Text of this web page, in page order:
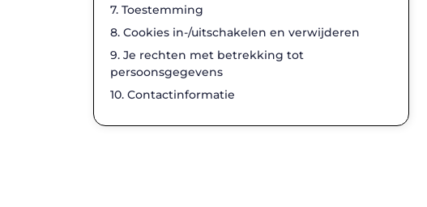
7. Toestemming
8. Cookies in-/uitschakelen en verwijderen
9. Je rechten met betrekking tot
persoonsgegevens
10. Contactinformatie